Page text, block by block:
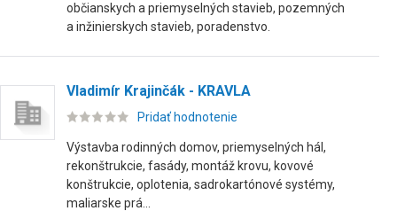
občianskych a priemyselných stavieb, pozemných
a inžinierskych stavieb, poradenstvo.
Vladimír Krajinčák - KRAVLA
Pridať hodnotenie
Výstavba rodinných domov, priemyselných hál,
rekonštrukcie, fasády, montáž krovu, kovové
konštrukcie, oplotenia, sadrokartónové systémy,
maliarske prá...